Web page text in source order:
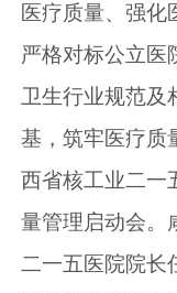
医疗质量、强化
严格对标公立医
卫生行业规范及
基，筑牢医疗质
西省核工业二一
量管理启动会。
二一五医院院长